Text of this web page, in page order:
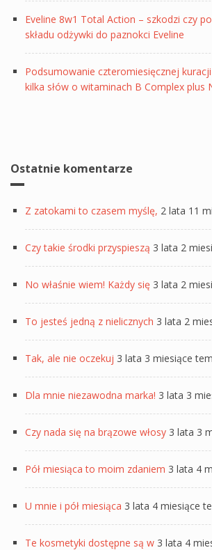
Eveline 8w1 Total Action – szkodzi czy
składu odżywki do paznokci Eveline
Podsumowanie czteromiesięcznej
kilka słów o witaminach B Complex plus
Ostatnie komentarze
Z zatokami to czasem myślę, 2 lata 11
Czy takie środki przyspieszą 3 lata 2
No właśnie wiem! Każdy się 3 lata 2
To jesteś jedną z nielicznych 3 lata 2
Tak, ale nie oczekuj 3 lata 3 miesiące
Dla mnie niezawodna marka! 3 lata 3
Czy nada się na brązowe włosy 3 lata 3
Pół miesiąca to moim zdaniem 3 lata 4
U mnie i pół miesiąca 3 lata 4 miesiące
Te kosmetyki dostępne są w 3 lata 4